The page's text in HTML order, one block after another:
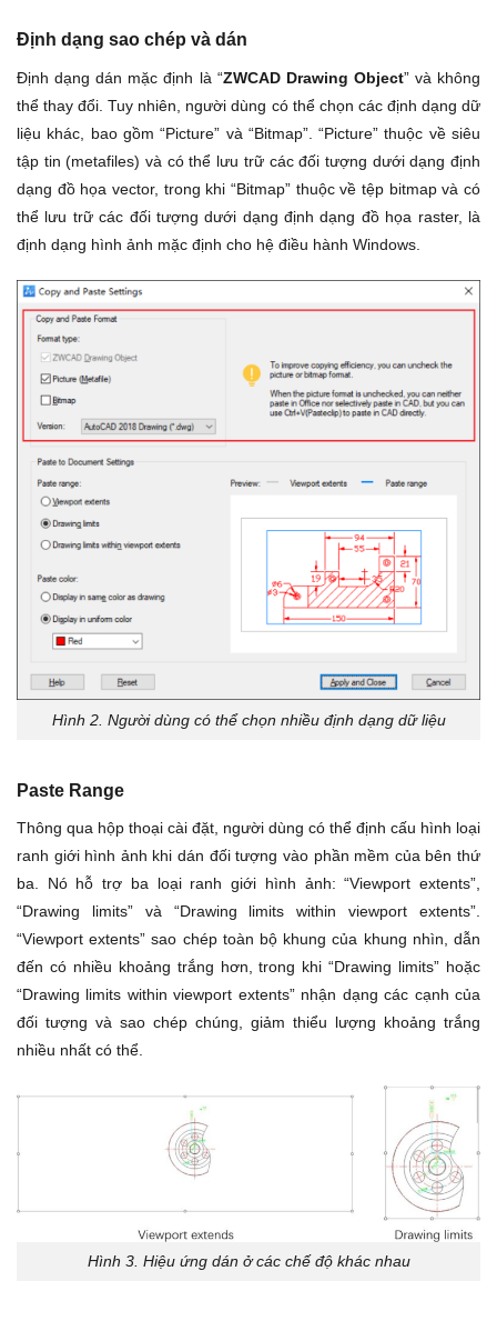
Định dạng sao chép và dán
Định dạng dán mặc định là “ZWCAD Drawing Object” và không
thể thay đổi. Tuy nhiên, người dùng có thể chọn các định dạng dữ
liệu khác, bao gồm “Picture” và “Bitmap”. “Picture” thuộc về siêu
tập tin (metafiles) và có thể lưu trữ các đối tượng dưới dạng định
dạng đồ họa vector, trong khi “Bitmap” thuộc về tệp bitmap và có
thể lưu trữ các đối tượng dưới dạng định dạng đồ họa raster, là
định dạng hình ảnh mặc định cho hệ điều hành Windows.
Hình 2. Người dùng có thể chọn nhiều định dạng dữ liệu
Paste Range
Thông qua hộp thoại cài đặt, người dùng có thể định cấu hình loại
ranh giới hình ảnh khi dán đối tượng vào phần mềm của bên thứ
ba. Nó hỗ trợ ba loại ranh giới hình ảnh: “Viewport extents”,
“Drawing limits” và “Drawing limits within viewport extents”.
“Viewport extents” sao chép toàn bộ khung của khung nhìn, dẫn
đến có nhiều khoảng trắng hơn, trong khi “Drawing limits” hoặc
“Drawing limits within viewport extents” nhận dạng các cạnh của
đối tượng và sao chép chúng, giảm thiểu lượng khoảng trắng
nhiều nhất có thể.
Hình 3. Hiệu ứng dán ở các chế độ khác nhau